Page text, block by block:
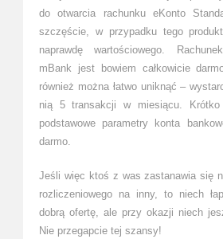
do otwarcia rachunku eKonto
szczęście, w przypadku tego
naprawdę wartościowego.
mBank jest bowiem całkowicie
również można łatwo uniknąć –
nią 5 transakcji w miesiącu. Krótko
podstawowe parametry konta
darmo.
Jeśli więc ktoś z was zastanawia się
rozliczeniowego na inny, to niech
dobrą ofertę, ale przy okazji niech
Nie przegapcie tej szansy!